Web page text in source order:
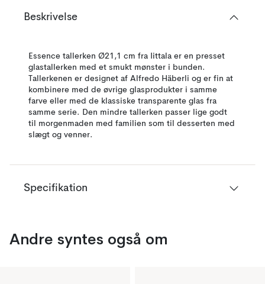
Beskrivelse
Essence tallerken Ø21,1 cm fra Iittala er en presset
glas­tallerken med et smukt mønster i bunden.
Tallerkenen er designet af Alfredo Häberli og er fin at
kombinere med de øvrige glasprodukter i samme
farve eller med de klassiske transparente glas fra
samme serie. Den mindre tallerken passer lige godt
til morgenmaden med familien som til desserten med
slægt og venner.
Specifikation
Andre syntes også om